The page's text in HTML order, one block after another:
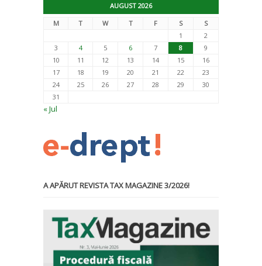
AUGUST 2026
M
T W T F S
S
1
2
3
4 5 6 7 8
9
10
11 12 13 14 15
16
17
18 19 20 21 22
23
24
25 26 27 28 29
30
31
« Jul
A APĂRUT REVISTA TAX MAGAZINE 3/2026!